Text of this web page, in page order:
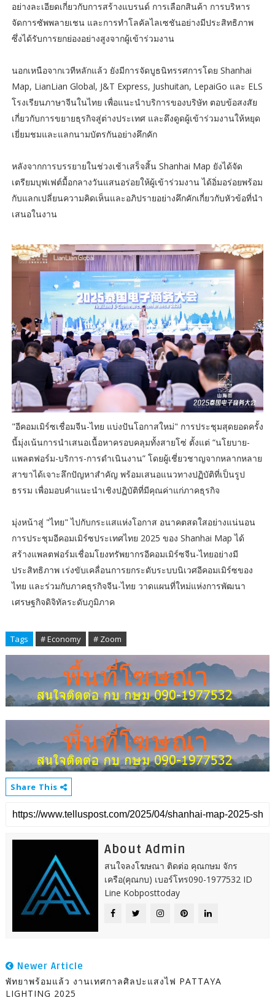
อย่างละเอียดเกี่ยวกับการสร้างแบรนด์ การเลือกสินค้า การบริหาร
จัดการซัพพลายเชน และการทำโลคัลไลเซชันอย่างมีประสิทธิภาพ
ซึ่งได้รับการยกย่องอย่างสูงจากผู้เข้าร่วมงาน
นอกเหนือจากเวทีหลักแล้ว ยังมีการจัดบูธนิทรรศการโดย Shanhai
Map, LianLian Global, J&T Express, Jushuitan, LepaiGo และ ELS
โรงเรียนภาษาจีนในไทย เพื่อแนะนำบริการของบริษัท ตอบข้อสงสัย
เกี่ยวกับการขยายธุรกิจสู่ต่างประเทศ และดึงดูดผู้เข้าร่วมงานให้หยุด
เยี่ยมชมและแลกนามบัตรกันอย่างคึกคัก
หลังจากการบรรยายในช่วงเช้าเสร็จสิ้น Shanhai Map ยังได้จัด
เตรียมบุฟเฟต์มื้อกลางวันแสนอร่อยให้ผู้เข้าร่วมงาน ได้อิ่มอร่อยพร้อม
กับแลกเปลี่ยนความคิดเห็นและอภิปรายอย่างคึกคักเกี่ยวกับหัวข้อที่นำ
เสนอในงาน
"อีคอมเมิร์ซเชื่อมจีน-ไทย แบ่งปันโอกาสใหม่" การประชุมสุดยอดครั้ง
นี้มุ่งเน้นการนำเสนอเนื้อหาครอบคลุมทั้งสายโซ่ ตั้งแต่ “นโยบาย-
แพลตฟอร์ม-บริการ-การดำเนินงาน” โดยผู้เชี่ยวชาญจากหลากหลาย
สาขาได้เจาะลึกปัญหาสำคัญ พร้อมเสนอแนวทางปฏิบัติที่เป็นรูป
ธรรม เพื่อมอบคำแนะนำเชิงปฏิบัติที่มีคุณค่าแก่ภาคธุรกิจ
มุ่งหน้าสู่ "ไทย" ไปกับกระแสแห่งโอกาส อนาคตสดใสอย่างแน่นอน
การประชุมอีคอมเมิร์ซประเทศไทย 2025 ของ Shanhai Map ได้
สร้างแพลตฟอร์มเชื่อมโยงทรัพยากรอีคอมเมิร์ซจีน-ไทยอย่างมี
ประสิทธิภาพ เร่งขับเคลื่อนการยกระดับระบบนิเวศอีคอมเมิร์ซของ
ไทย และร่วมกับภาคธุรกิจจีน-ไทย วาดแผนที่ใหม่แห่งการพัฒนา
เศรษฐกิจดิจิทัลระดับภูมิภาค
Tags # Economy # Zoom
Share This
About Admin
สนใจลงโฆษณา ติดต่อ คุณกษม จักร
เครือ(คุณกบ) เบอร์โทร090-1977532 ID
Line Kobposttoday
Newer Article
พัทยาพร้อมแล้ว งานเทศกาลศิลปะแสงไฟ PATTAYA
LIGHTING 2025